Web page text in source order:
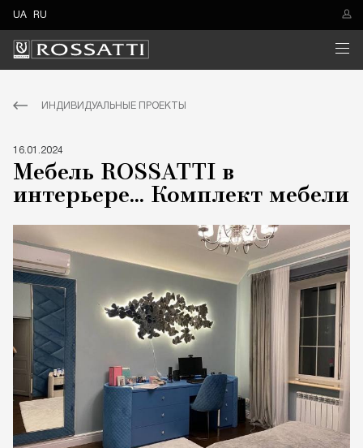
UA RU
ИНДИВИДУАЛЬНЫЕ ПРОЕКТЫ
16.01.2024
Мебель ROSSATTI в
интерьере... Комплект мебели